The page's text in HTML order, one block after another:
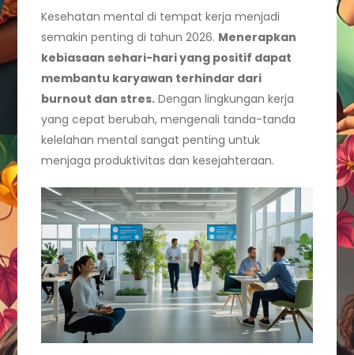
Kesehatan mental di tempat kerja menjadi
semakin penting di tahun 2026. Menerapkan
kebiasaan sehari-hari yang positif dapat
membantu karyawan terhindar dari
burnout dan stres. Dengan lingkungan kerja
yang cepat berubah, mengenali tanda-tanda
kelelahan mental sangat penting untuk
menjaga produktivitas dan kesejahteraan.